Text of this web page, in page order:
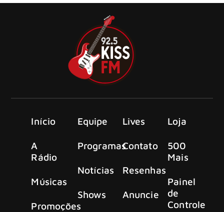
Início
A
Rádio
Músicas
Promoções
Equipe
Programas
Notícias
Shows
Lives
Contato
Resenhas
Anuncie
Loja
500
Mais
Painel
de
Controle